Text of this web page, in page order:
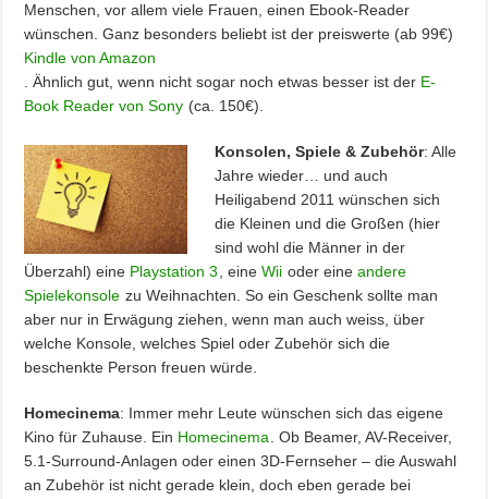
Menschen, vor allem viele Frauen, einen Ebook-Reader
wünschen. Ganz besonders beliebt ist der preiswerte (ab 99€)
Kindle von Amazon
. Ähnlich gut, wenn nicht sogar noch etwas besser ist der E-
Book Reader von Sony (ca. 150€).
Konsolen, Spiele & Zubehör: Alle
Jahre wieder… und auch
Heiligabend 2011 wünschen sich
die Kleinen und die Großen (hier
sind wohl die Männer in der
Überzahl) eine Playstation 3 , eineWii oder eineandere
Spielekonsole zu Weihnachten. So ein Geschenk sollte man
aber nur in Erwägung ziehen, wenn man auch weiss, über
welche Konsole, welches Spiel oder Zubehör sich die
beschenkte Person freuen würde.
Homecinema: Immer mehr Leute wünschen sich das eigene
Kino für Zuhause. Ein Homecinema
. Ob Beamer, AV-Receiver,
5.1-Surround-Anlagen oder einen 3D-Fernseher – die Auswahl
an Zubehör ist nicht gerade klein, doch eben gerade bei